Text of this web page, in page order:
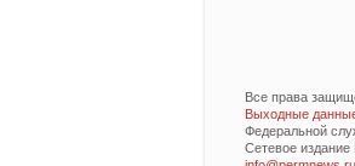
Все права
Выходные
Федеральной
Сетевое